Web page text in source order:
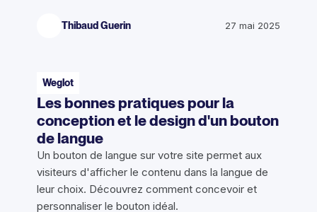
Thibaud Guerin 27 mai 2025
Weglot
Les bonnes pratiques pour la
conception et le design d'un bouton
de langue
Un bouton de langue sur votre site permet aux
visiteurs d'afficher le contenu dans la langue de
leur choix. Découvrez comment concevoir et
personnaliser le bouton idéal.